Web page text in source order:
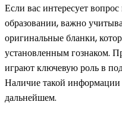
Если вас интересует
образовании, важно
оригинальные бланки,
установленным гознаком.
играют ключевую роль в
Наличие такой информации
дальнейшем.